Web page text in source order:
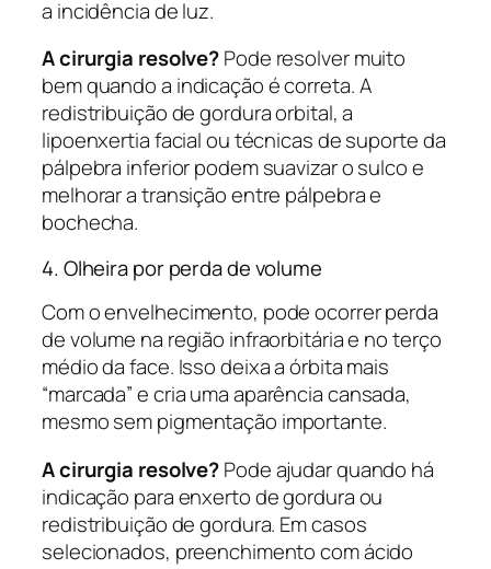
a incidência de luz.
A cirurgia resolve?Pode resolver muito
bem quando a indicação é correta. A
redistribuição de gordura orbital, a
lipoenxertia facial ou técnicas de suporte da
pálpebra inferior podem suavizar o sulco e
melhorar a transição entre pálpebra e
bochecha.
4. Olheira por perda de volume
Com o envelhecimento, pode ocorrer perda
de volume na região infraorbitária e no terço
médio da face. Isso deixa a órbita mais
“marcada” e cria uma aparência cansada,
mesmo sem pigmentação importante.
A cirurgia resolve?Pode ajudar quando há
indicação para enxerto de gordura ou
redistribuição de gordura. Em casos
selecionados, preenchimento com ácido